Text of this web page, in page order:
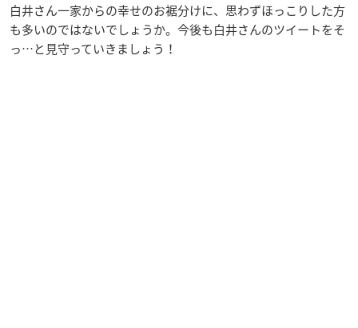
白井さん一家からの幸せのお裾分けに、思わずほっこりした方
も多いのではないでしょうか。今後も白井さんのツイートをそ
っ…と見守っていきましょう！